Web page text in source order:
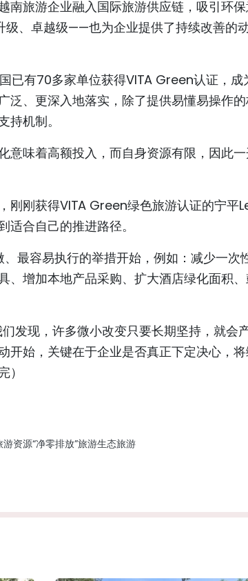
南旅游企业融入国际旅游供应链，吸引环
、卓越级——也为企业提供了持续改善的
已有70多家单位获得VITA Green认证，
泛、更深入地落实，除了提供易懂易操作
持机制。
意味着高额投入，而自身资源有限，因此
刚刚获得VITA Green绿色旅游认证的宁平
适合自己的推进路径。
最容易执行的举措开始，例如：减少一次
、增加本地产品采购、扩大酒店绿化面积
发现，许多微小改变只要长期坚持，就会
开始，关键在于企业是否真正下定决心，
）
游资源“净零排放”旅游生态旅游